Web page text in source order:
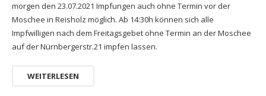
morgen den 23.07.2021 Impfungen auch ohne Termin vor der
Moschee in Reisholz möglich. Ab 14:30h können sich alle
Impfwilligen nach dem Freitagsgebet ohne Termin an der Moschee
auf der Nürnbergerstr.21 impfen lassen.
WEITERLESEN